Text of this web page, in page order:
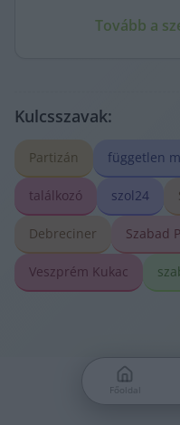
kritikus
Tovább a
Kulcsszavak:
Partizán független
találkozó szol24
Debreciner Szabad
Veszprém Kukac
Főoldal